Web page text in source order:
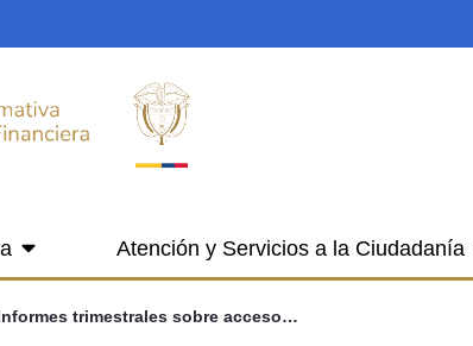
Atención y Servicios a la Ciudadanía
4.10 Informes trimestrales sobre acceso a información, quejas y reclamos